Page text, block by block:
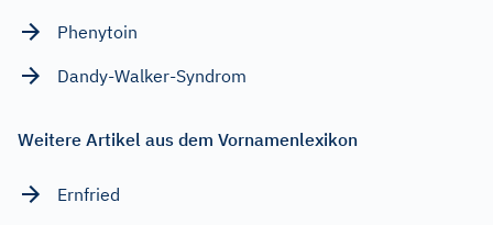
Phenytoin
Dandy-Walker-Syndrom
Weitere Artikel aus dem Vornamenlexikon
Ernfried